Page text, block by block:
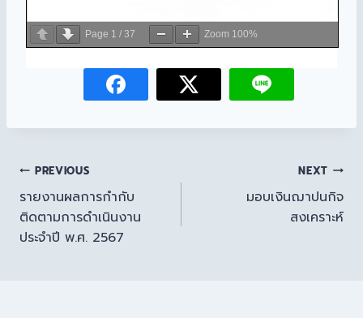
Page 1 / 37 Zoom 100%
PREVIOUS
รายงานผลการกำกับ
ติดตามการดำเนินงาน
ประจำปี พ.ศ. 2567
NEXT
มอบเงินฌาปนกิจ
สงเคราะห์